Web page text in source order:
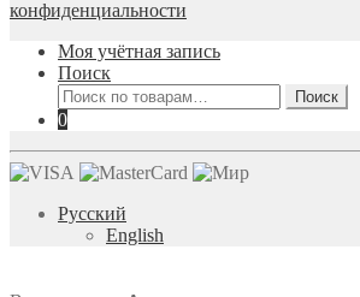
конфиденциальности
Моя учётная запись
Поиск
Искать:
Поиск
0
Русский
English